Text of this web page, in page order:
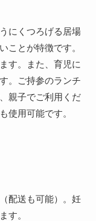
にくつろげる居場
ことが特徴です。
す。また、育児に
。ご持参のランチ
親子でご利用くだ
使用可能です。
配送も可能）。妊
す。